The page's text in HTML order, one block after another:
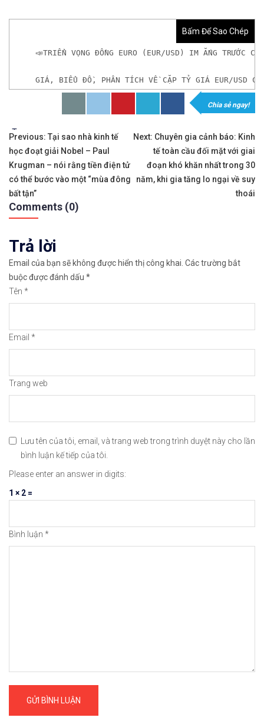
Bấm Để Sao Chép
📣TRIỂN VỌNG ĐỒNG EURO (EUR/USD) IM ẮNG TRƯỚC
GIÁ, BIỂU ĐỒ, PHÂN TÍCH VỀ CẶP TỶ GIÁ
𝘟𝘦𝘮 𝘤𝘩𝘪 𝘵𝘪ế𝘵: https://chungkhoanforex.com/
✨🏆𝐗𝐨á 𝐛ỏ 𝐥𝐨 𝐥ắ𝐧𝐠 𝐤𝐡𝐢 𝐭𝐡𝐚𝐦 𝐠𝐢𝐚 𝐭𝐡ị 𝐭𝐫ườ𝐧𝐠 𝐭à𝐢 𝐜𝐡í𝐧𝐡
✅𝘔ở 𝘵à𝘪 𝘬𝘩𝘰ả𝘯 𝘵𝘳ê𝘯 𝘴à𝘯 𝘌𝘹𝘯𝘦𝘴𝘴 𝘜𝘺 𝘛í𝘯 𝘷à 𝘱𝘩ù
✅𝘔ở 𝘵à𝘪 𝘬𝘩𝘰ả𝘯 𝘵𝘳ê𝘯 𝘴à𝘯 𝘐𝘊𝘔𝘢𝘳𝘬𝘦𝘵𝘴 𝘯ổ𝘪 𝘵𝘪ế𝘯𝘨
✅𝘔ở 𝘵à𝘪 𝘬𝘩𝘰ả𝘯 𝘵𝘳ê𝘯 𝘴à𝘯 𝘉𝘪𝘯𝘢𝘯𝘤𝘦 𝘯ổ𝘪 𝘵𝘪ế𝘯𝘨 𝘯𝘩ấ𝘵
🔗https://chungkhoanforex.com/trien-vong-dong-
😘Cảm ơn bạn đã xem thông tin😘🍀🤗Chúc bạn
Chia sẻ ngay!
Tags:
Điều
hướng
bài
viết
Previous: Tại sao nhà kinh tế
học đoạt giải Nobel – Paul
Krugman – nói rằng tiền điện tử
có thể bước vào một “mùa đông
bất tận”
Next: Chuyên gia cảnh báo: Kinh
tế toàn cầu đối mặt với giai
đoạn khó khăn nhất trong 30
năm, khi gia tăng lo ngại về suy
thoái
Comments (0)
Trả lời
Email của bạn sẽ không được hiển thị công khai. Các trường bắt
buộc được đánh dấu *
Tên *
Email *
Trang web
Lưu tên của tôi, email, và trang web trong trình duyệt này cho lần
bình luận kế tiếp của tôi.
Please enter an answer in digits:
1 × 2 =
Bình luận *